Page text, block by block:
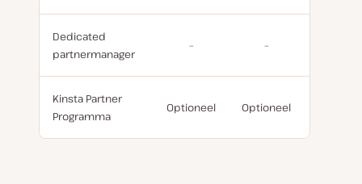
Dedicated
partnermanager
– –
Kinsta Partner
Programma
Optioneel Optioneel